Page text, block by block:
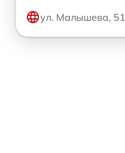
ул. Малышева, 51